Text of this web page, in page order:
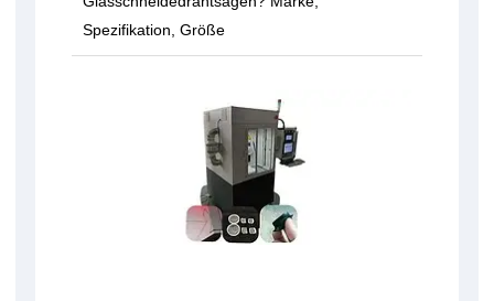
Spezifikation, Größe